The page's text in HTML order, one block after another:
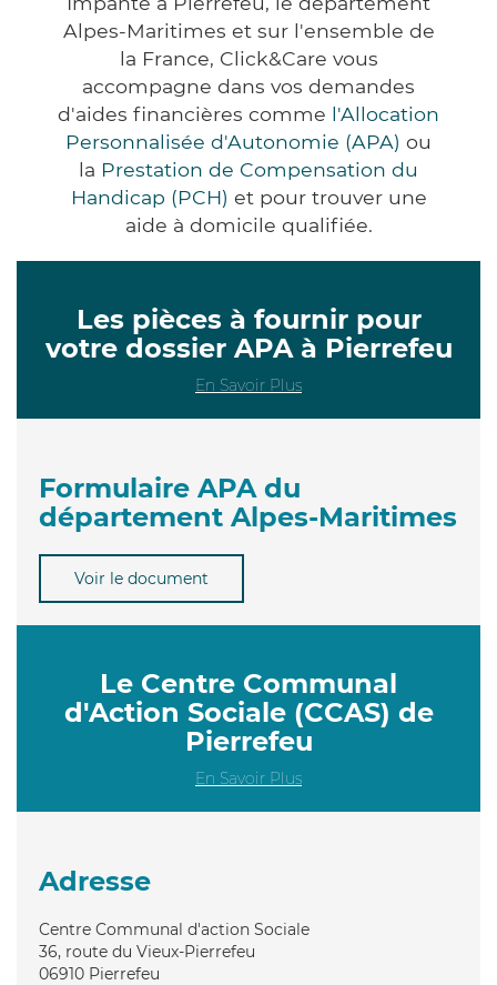
Alpes-Maritimes et sur l'ensemble de
la France, Click&Care vous
accompagne dans vos demandes
d'aides financières comme l'Allocation
Personnalisée d'Autonomie (APA) ou
la Prestation de Compensation du
Handicap (PCH) et pour trouver une
aide à domicile qualifiée.
Les pièces à fournir pour
votre dossier APA à Pierrefeu
En Savoir Plus
Formulaire APA du
département Alpes-Maritimes
Voir le document
Le Centre Communal
d'Action Sociale (CCAS) de
Pierrefeu
En Savoir Plus
Adresse
Centre Communal d'action Sociale
36, route du Vieux-Pierrefeu
06910 Pierrefeu